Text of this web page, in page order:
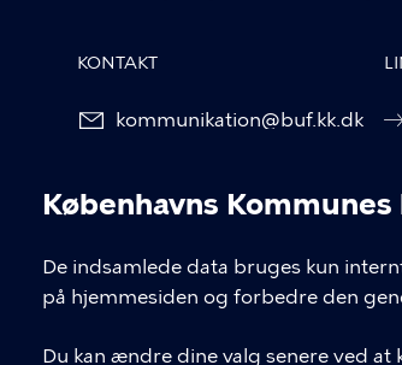
Københavns
De indsamlede data bruges kun
på hjemmesiden og forbedre den
Du kan ændre dine valg senere ved
KONTAKT
kommunikation@buf.kk.dk